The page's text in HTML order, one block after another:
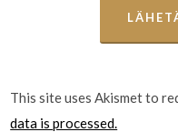
This site uses Akismet to
data is processed.